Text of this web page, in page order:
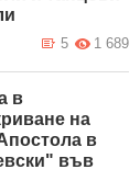
1 689
5
в
на
в
във